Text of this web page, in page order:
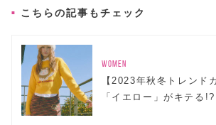
こちらの記事もチェック
WOMEN
【2023年秋冬トレンド
「イエロー」がキテる!?